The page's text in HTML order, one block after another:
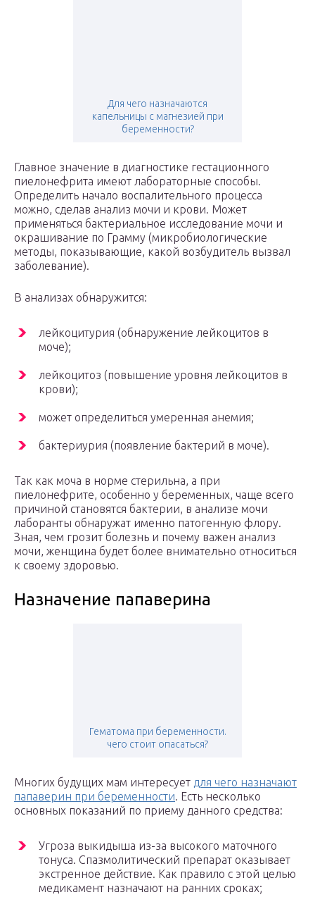
Для чего назначаются
капельницы с магнезией при
беременности?
Главное значение в диагностике гестационного
пиелонефрита имеют лабораторные способы.
Определить начало воспалительного процесса
можно, сделав анализ мочи и крови. Может
применяться бактериальное исследование мочи и
окрашивание по Грамму (микробиологические
методы, показывающие, какой возбудитель вызвал
заболевание).
В анализах обнаружится:
лейкоцитурия (обнаружение лейкоцитов в
моче);
лейкоцитоз (повышение уровня лейкоцитов в
крови);
может определиться умеренная анемия;
бактериурия (появление бактерий в моче).
Так как моча в норме стерильна, а при
пиелонефрите, особенно у беременных, чаще всего
причиной становятся бактерии, в анализе мочи
лаборанты обнаружат именно патогенную флору.
Зная, чем грозит болезнь и почему важен анализ
мочи, женщина будет более внимательно относиться
к своему здоровью.
Назначение папаверина
Гематома при беременности.
чего стоит опасаться?
Многих будущих мам интересует для чего назначают
папаверин при беременности. Есть несколько
основных показаний по приему данного средства:
Угроза выкидыша из-за высокого маточного
тонуса. Спазмолитический препарат оказывает
экстренное действие. Как правило с этой целью
медикамент назначают на ранних сроках;